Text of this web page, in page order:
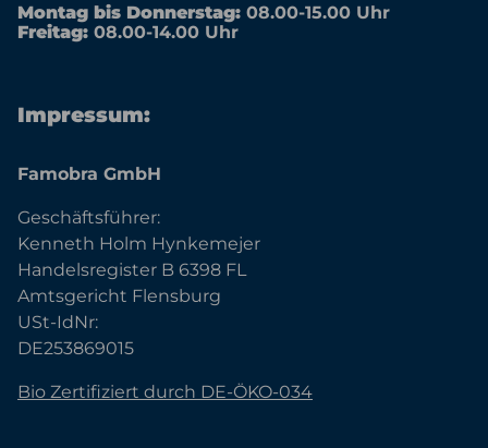
Montag bis Donnerstag: 08.00-15.00 Uhr
Freitag: 08.00-14.00 Uhr
Impressum:
Famobra GmbH
Geschäftsführer:
Kenneth Holm Hynkemejer
Handelsregister B 6398 FL
Amtsgericht Flensburg
USt-IdNr:
DE253869015
Bio Zertifiziert durch DE-ÖKO-034